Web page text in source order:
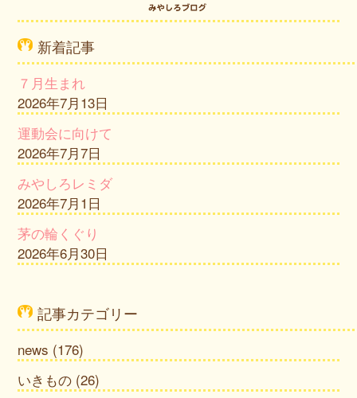
新着記事
７月生まれ
2026年7月13日
運動会に向けて
2026年7月7日
みやしろレミダ
2026年7月1日
茅の輪くぐり
2026年6月30日
記事カテゴリー
news (176)
いきもの (26)